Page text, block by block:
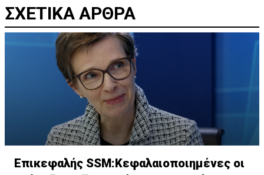
ΣΧΕΤΙΚΑ ΑΡΘΡΑ
Επικεφαλής SSM:Κεφαλαιοποιημένες οι